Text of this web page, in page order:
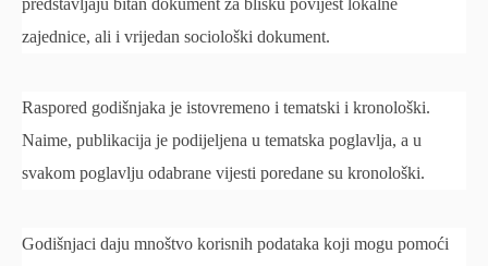
predstavljaju bitan dokument za blisku povijest lokalne
zajednice, ali i vrijedan sociološki dokument.
Raspored godišnjaka je istovremeno i tematski i kronološki.
Naime, publikacija je podijeljena u tematska poglavlja, a u
svakom poglavlju odabrane vijesti poredane su kronološki.
Godišnjaci daju mnoštvo korisnih podataka koji mogu pomoći